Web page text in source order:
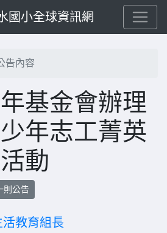
國小全球資訊網
告內容
基金會辦理
少年志工菁英
動
則公告
活教育組長